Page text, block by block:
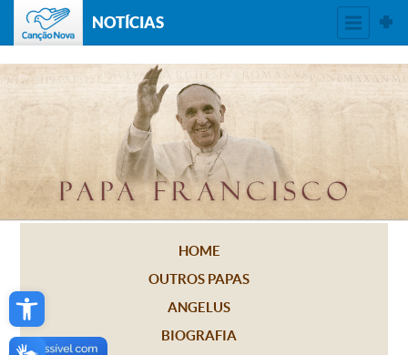
Open toolbar
NOTÍCIAS
HOME
OUTROS PAPAS
ANGELUS
BIOGRAFIA